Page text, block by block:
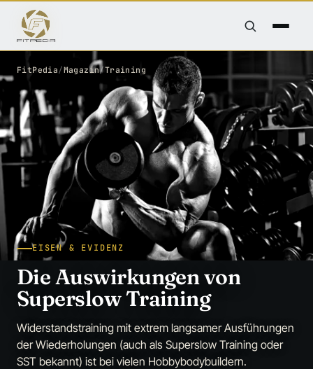
FitPedia/Magazin/Training
EISEN & EVIDENZ
Die Auswirkungen von
Superslow Training
Widerstandstraining mit extrem langsamer Ausführungen
der Wiederholungen (auch als Superslow Training oder
SST bekannt) ist bei vielen Hobbybodybuildern.